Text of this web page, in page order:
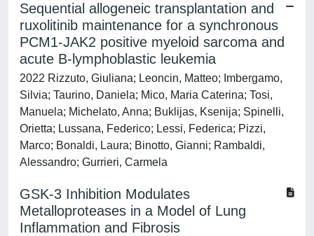
Sequential allogeneic transplantation and
ruxolitinib maintenance for a synchronous
PCM1-JAK2 positive myeloid sarcoma and
acute B-lymphoblastic leukemia
2022 Rizzuto, Giuliana; Leoncin, Matteo; Imbergamo,
Silvia; Taurino, Daniela; Mico, Maria Caterina; Tosi,
Manuela; Michelato, Anna; Buklijas, Ksenija; Spinelli,
Orietta; Lussana, Federico; Lessi, Federica; Pizzi,
Marco; Bonaldi, Laura; Binotto, Gianni; Rambaldi,
Alessandro; Gurrieri, Carmela
GSK-3 Inhibition Modulates
Metalloproteases in a Model of Lung
Inflammation and Fibrosis